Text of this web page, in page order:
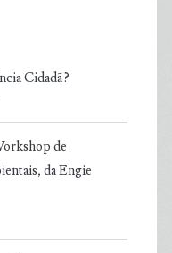
Cidadã?
de
da Engie